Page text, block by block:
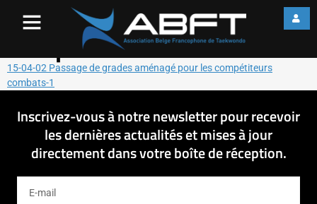
aménagé pour les
compétiteurs combats-1
15-04-02 Passage de grades aménagé pour les compétiteurs
combats-1
Inscrivez-vous à notre newsletter pour recevoir
les dernières actualités et mises à jour
directement dans votre boîte de réception.